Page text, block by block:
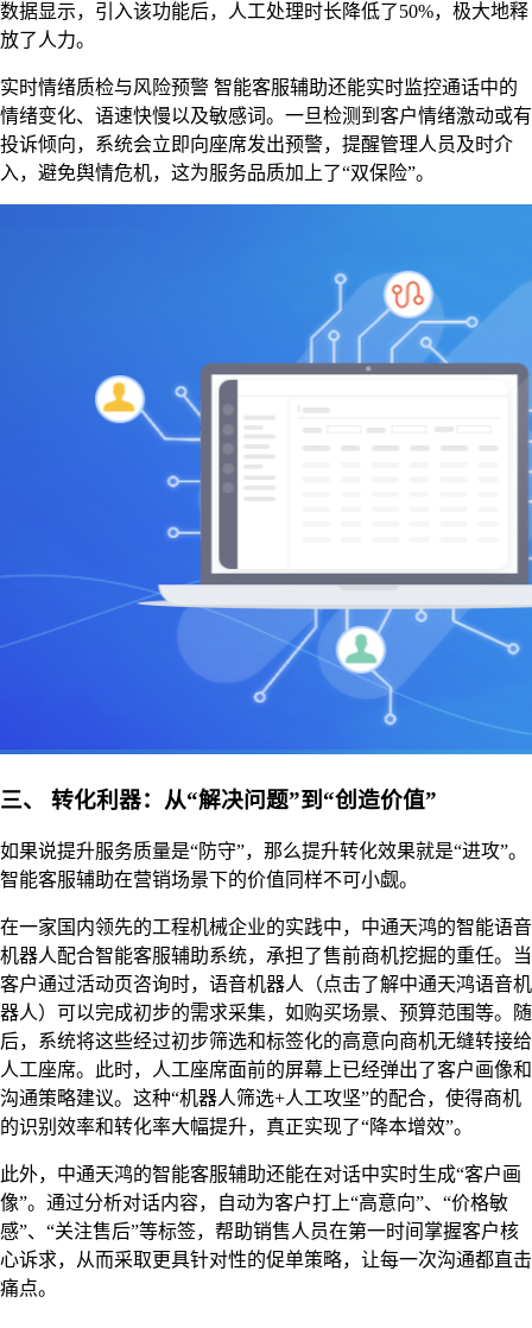
数据显示，引入该功能后，人工处理时长降低了50%，极大地释
放了人力。
实时情绪质检与风险预警 智能客服辅助还能实时监控通话中的
情绪变化、语速快慢以及敏感词。一旦检测到客户情绪激动或有
投诉倾向，系统会立即向座席发出预警，提醒管理人员及时介
入，避免舆情危机，这为服务品质加上了“双保险”。
三、 转化利器：从“解决问题”到“创造价值”
如果说提升服务质量是“防守”，那么提升转化效果就是“进攻”。
智能客服辅助在营销场景下的价值同样不可小觑。
在一家国内领先的工程机械企业的实践中，中通天鸿的智能语音
机器人配合智能客服辅助系统，承担了售前商机挖掘的重任。当
客户通过活动页咨询时，语音机器人（点击了解中通天鸿语音机
器人）可以完成初步的需求采集，如购买场景、预算范围等。随
后，系统将这些经过初步筛选和标签化的高意向商机无缝转接给
人工座席。此时，人工座席面前的屏幕上已经弹出了客户画像和
沟通策略建议。这种“机器人筛选+人工攻坚”的配合，使得商机
的识别效率和转化率大幅提升，真正实现了“降本增效”。
此外，中通天鸿的智能客服辅助还能在对话中实时生成“客户画
像”。通过分析对话内容，自动为客户打上“高意向”、“价格敏
感”、“关注售后”等标签，帮助销售人员在第一时间掌握客户核
心诉求，从而采取更具针对性的促单策略，让每一次沟通都直击
痛点。